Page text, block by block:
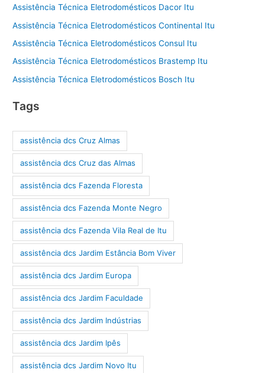
Assistência Técnica Eletrodomésticos Dacor Itu
Assistência Técnica Eletrodomésticos Continental Itu
Assistência Técnica Eletrodomésticos Consul Itu
Assistência Técnica Eletrodomésticos Brastemp Itu
Assistência Técnica Eletrodomésticos Bosch Itu
Tags
assistência dcs Cruz Almas
assistência dcs Cruz das Almas
assistência dcs Fazenda Floresta
assistência dcs Fazenda Monte Negro
assistência dcs Fazenda Vila Real de Itu
assistência dcs Jardim Estância Bom Viver
assistência dcs Jardim Europa
assistência dcs Jardim Faculdade
assistência dcs Jardim Indústrias
assistência dcs Jardim Ipês
assistência dcs Jardim Novo Itu